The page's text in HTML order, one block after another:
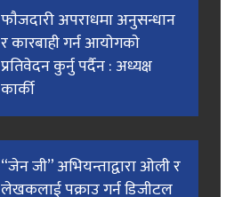
फाैजदारी अपराधमा अनुसन्धान
र कारबाही गर्न आयाेगकाे
प्रतिवेदन कुर्नु पर्दैन : अध्यक्ष
कार्की
“जेन जी” अभियन्ताद्वारा ओली र
लेखकलाई पक्राउ गर्न डिजीटल